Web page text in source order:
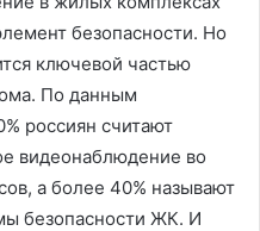
безопасности. Но
ключевой частью
По данным
россиян считают
видеонаблюдение во
а более 40% называют
безопасности ЖК. И